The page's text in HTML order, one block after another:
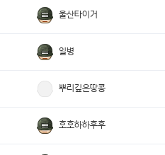
울산타이거
일병
뿌리깊은땅콩
호호하하후후